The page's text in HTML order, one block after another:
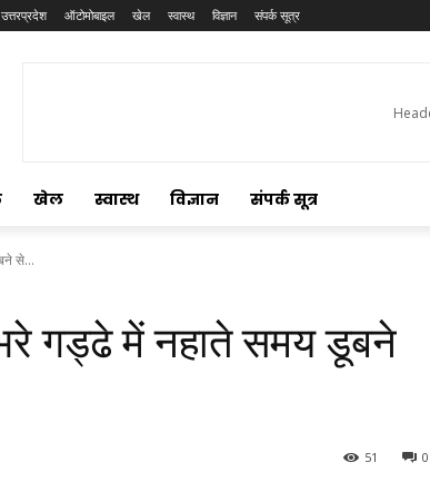
उत्तरप्रदेश ऑटोमोबाइल खेल स्वास्थ विज्ञान संपर्क सूत्र
खेल स्वास्थ विज्ञान संपर्क सूत्र
से...
गड्ढे में नहाते समय डूबने
0
51